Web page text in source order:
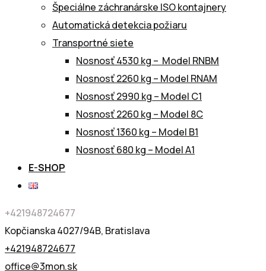
Špeciálne záchranárske ISO kontajnery
Automatická detekcia požiaru
Transportné siete
Nosnosť 4530 kg – Model RNBM
Nosnosť 2260 kg – Model RNAM
Nosnosť 2990 kg – Model C1
Nosnosť 2260 kg – Model 8C
Nosnosť 1360 kg – Model B1
Nosnosť 680 kg – Model A1
E-SHOP
+421948724677
Kopčianska 4027/94B, Bratislava
+421948724677
office@3mon.sk